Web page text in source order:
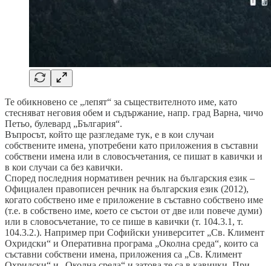
Те обикновено се „лепят“ за съществителното име, като
стесняват неговия обем и съдържание, напр. град Варна, чичо
Петьо, булевард „България“.
Въпросът, който ще разгледаме тук, е в кои случаи
собствените имена, употребени като приложения в съставни
собствени имена или в словосъчетания, се пишат в кавички и
в кои случаи са без кавички.
Според последния нормативен речник на българския език –
Официален правописен речник на българския език (2012),
когато собствено име е приложение в съставно собствено име
(т.е. в собствено име, което се състои от две или повече думи)
или в словосъчетание, то се пише в кавички (т. 104.3.1, т.
104.3.2.). Например при Софийски университет „Св. Климент
Охридски“ и Оперативна програма „Околна среда“, които са
съставни собствени имена, приложения са „Св. Климент